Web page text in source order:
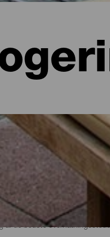
malerisk hotel omgivet af
Find den perfekte
af de bedste